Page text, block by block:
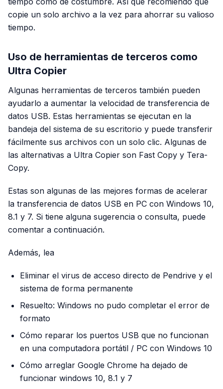
copie un solo archivo a la vez para ahorrar su valioso
tiempo.
Uso de herramientas de terceros como
Ultra Copier
Algunas herramientas de terceros también pueden
ayudarlo a aumentar la velocidad de transferencia de
datos USB. Estas herramientas se ejecutan en la
bandeja del sistema de su escritorio y puede transferir
fácilmente sus archivos con un solo clic. Algunas de
las alternativas a Ultra Copier son Fast Copy y Tera-
Copy.
Estas son algunas de las mejores formas de acelerar
la transferencia de datos USB en PC con Windows 10,
8.1 y 7. Si tiene alguna sugerencia o consulta, puede
comentar a continuación.
Además, lea
Eliminar el virus de acceso directo de Pendrive y el
sistema de forma permanente
Resuelto: Windows no pudo completar el error de
formato
Cómo reparar los puertos USB que no funcionan
en una computadora portátil / PC con Windows 10
Cómo arreglar Google Chrome ha dejado de
funcionar windows 10, 8.1 y 7